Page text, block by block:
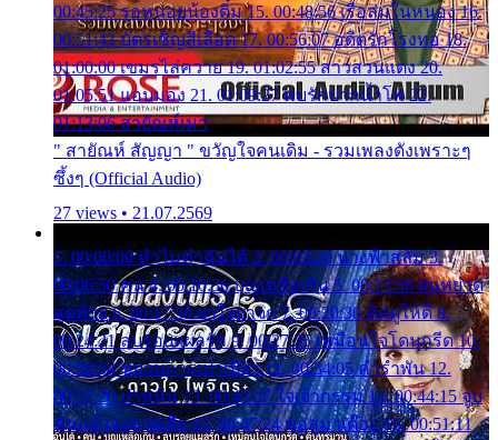
00:45:25 รอหน่อยน้องติ๋ม 15. 00:48:56 เรือล่มในหนอง 16.
00:51:43 บัตรเชิญสีเลือด 17. 00:56:07 อดีตรักโรงทอ 18.
01:00:00 เขมรไล่ควาย 19. 01:02:55 สาวสวนแตง 20.
01:05:51 แอบมอง 21. 01:09:27 พบรักปากน้ำโพ 22.
01:13:06 สายัณห์เมา
" สายัณห์ สัญญา " ขวัญใจคนเดิม - รวมเพลงดังเพราะๆ
ซึ้งๆ (Official Audio)
27 views • 21.07.2569
1. 00:00:00 ทำไมทำฉันได้ 2. 00:03:20 นางฟ้าสลัม 3.
00:06:50 คน 4. 00:10:36 บุญเหลือเกิน 5. 00:13:58 ฝนหยาด
สุดท้าย 6. 00:17:30 ยาใจยาจก 7. 00:20:30 คิดดูให้ดี 8.
00:24:21 ลบรอยแผลรัก 9. 00:27:35 เหมือนใจโดนกรีด 10.
00:30:54 ขบวนการเปาเปียว 11. 00:34:05 คำรำพัน 12.
00:37:20 ปาหนัน 13. 00:40:37 ใจเจ้ากรรม 14. 00:44:15 จูบ
ฉันแล้วจงตายเสีย 15. 00:47:24 ขอสูมาเต๊อะ 16. 00:51:11